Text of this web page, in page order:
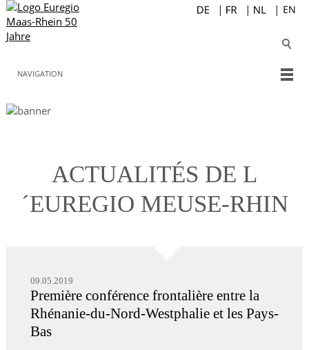
NAVIGATION
ACTUALITÉS DE L
´EUREGIO MEUSE-RHIN
09.05.2019
Première conférence frontalière entre la
Rhénanie-du-Nord-Westphalie et les Pays-
Bas